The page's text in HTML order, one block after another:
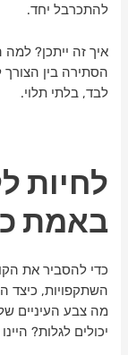
להתכרבל יחד.
איך זה ייתכן?
הסתירה בין הצורך
לבד, בלתי תלוי.
לחיות
באמת
כדי להסביר את
השתקפויות, כיצד
מה צבע העיניים
יכולים לגלות?